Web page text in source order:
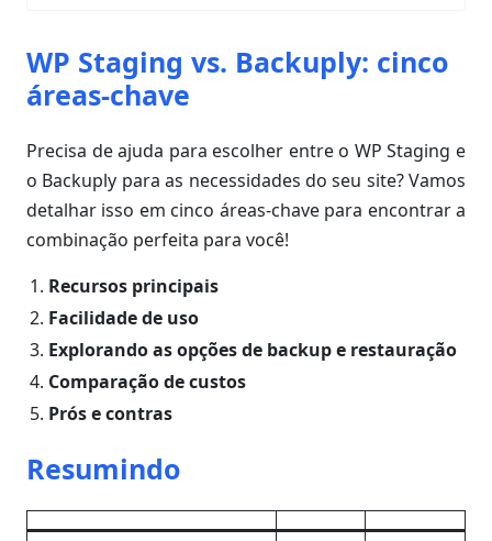
WP Staging vs. Backuply: cinco
áreas-chave
Precisa de ajuda para escolher entre o WP Staging e
o Backuply para as necessidades do seu site? Vamos
detalhar isso em cinco áreas-chave para encontrar a
combinação perfeita para você!
Recursos principais
Facilidade de uso
Explorando as opções de backup e restauração
Comparação de custos
Prós e contras
Resumindo